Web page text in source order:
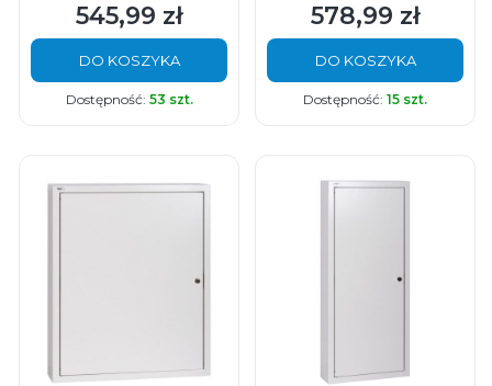
Cena
545,99 zł
DO KOSZYKA
Dostępność: 53 szt.
Cena
578,99 zł
DO KOSZYKA
Dostępność: 15 szt.